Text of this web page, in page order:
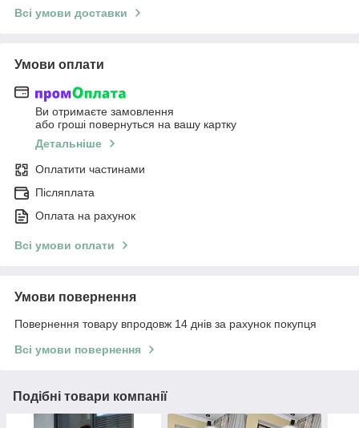
Всі умови доставки
Умови оплати
Ви отримаєте замовлення
або гроші повернуться на вашу картку
Детальніше
Оплатити частинами
Післяплата
Оплата на рахунок
Всі умови оплати
Умови повернення
Повернення товару впродовж 14 днів за рахунок покупця
Всі умови повернення
Подібні товари компанії